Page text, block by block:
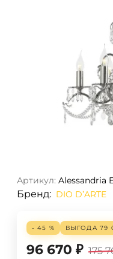
Артикул: Alessandria
Бренд: DIO D’ARTE
- 45 % ВЫГОДА 79
96 670 ₽ 175